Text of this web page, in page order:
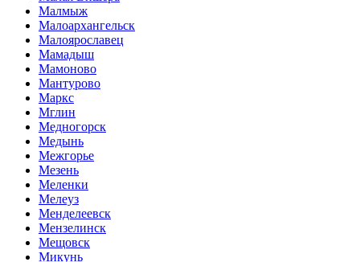
Малмыж
Малоархангельск
Малоярославец
Мамадыш
Мамоново
Мантурово
Маркс
Мглин
Медногорск
Медынь
Межгорье
Мезень
Меленки
Мелеуз
Менделеевск
Мензелинск
Мещовск
Микунь